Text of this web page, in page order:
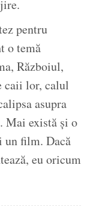
pentru
o temă
Războiul,
caii lor, calul
asupra
Mai există și o
un film. Dacă
eu oricum